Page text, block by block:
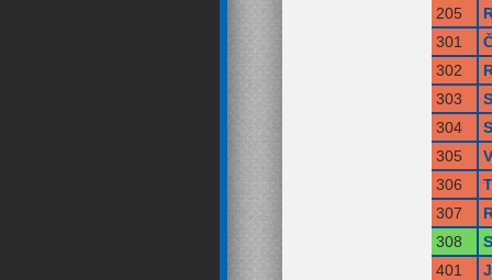
205
301
302
303
304
305
306
307
308
401